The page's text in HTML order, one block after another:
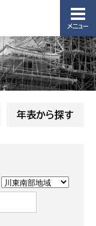
メニュー
年表から探す